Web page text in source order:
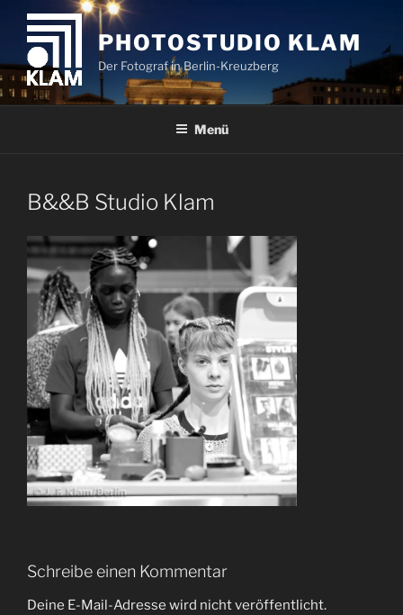
Zum
Inhalt
springen
PHOTOSTUDIO KLAM
Der Fotograf in Berlin-Kreuzberg
Menü
B&&B Studio Klam
Schreibe einen Kommentar
Deine E-Mail-Adresse wird nicht veröffentlicht.